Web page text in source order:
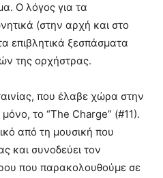
Ο λόγος για τα
(στην αρχή και στο
επιβλητικά ξεσπάσματα
της ορχήστρας.
που έλαβε χώρα στην
το “The Charge” (#11).
από τη μουσική που
και συνοδεύει τον
που παρακολουθούμε σε